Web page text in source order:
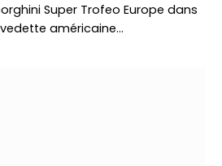
Super Trofeo Europe dans
américaine…